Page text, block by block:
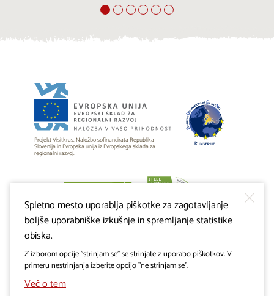
Projekt Visitkras. Naložbo sofinancirata Republika
Slovenija in Evropska unija iz Evropskega sklada za
regionalni razvoj.
Spletno mesto uporablja piškotke za zagotavljanje
boljše uporabniške izkušnje in spremljanje statistike
obiska.
Z izborom opcije "strinjam se" se strinjate z uporabo piškotkov. V
primeru nestrinjanja izberite opcijo "ne strinjam se".
Več o tem